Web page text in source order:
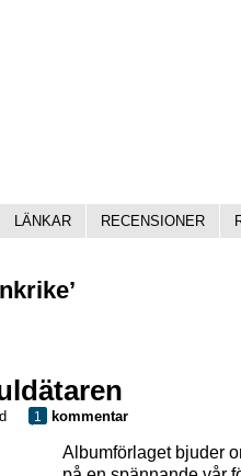
LÄNKAR RECENSIONER
1 kommentar
Albumförlaget bjuder